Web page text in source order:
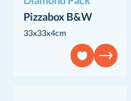
Pizzabox B&W
33x33x4cm